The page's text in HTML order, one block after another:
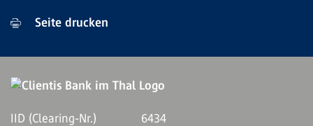
Seite drucken
IID (Clearing-Nr.)
6434